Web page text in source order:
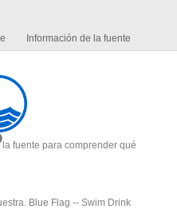
Información de la fuente
fuente para comprender qué
Blue Flag -- Swim Drink